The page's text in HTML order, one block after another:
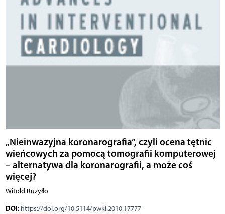
„Nieinwazyjna koronarografia”, czyli ocena tętnic
wieńcowych za pomocą tomografii komputerowej
– alternatywa dla koronarografii, a może coś
więcej?
Witold Rużyłło
DOI: https://doi.org/10.5114/pwki.2010.17777